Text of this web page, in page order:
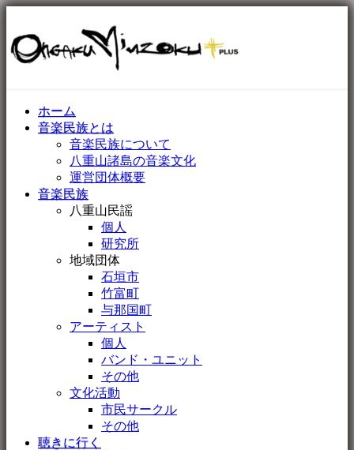
ホーム
音楽民族とは
音楽民族について
八重山諸島の音楽文化
運営団体概要
音楽民族
八重山民謡
個人
研究所
地域団体
石垣市
竹富町
与那国町
アーティスト
個人
バンド・ユニット
その他
文化活動
市民サークル
その他
聴きに行く